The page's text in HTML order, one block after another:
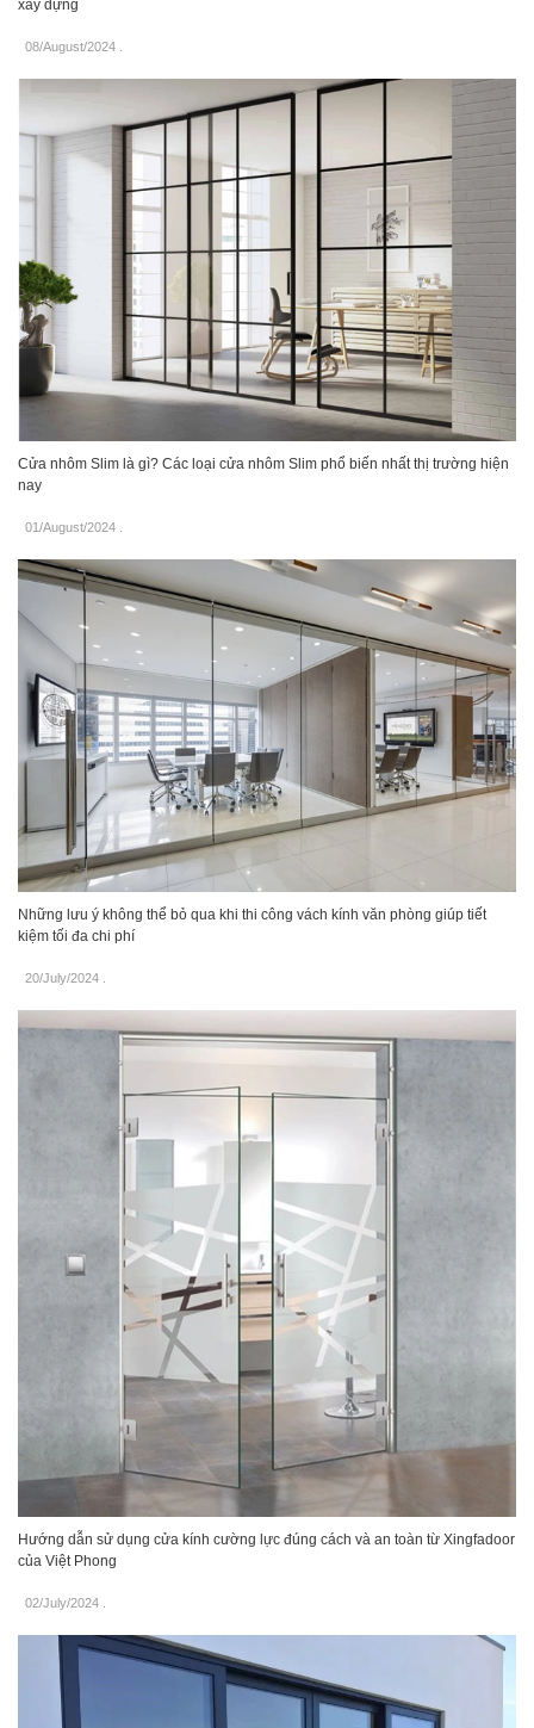
xây dựng
08/August/2024
Cửa nhôm Slim là gì? Các loại cửa nhôm Slim phổ biến nhất thị trường hiện
nay
01/August/2024
Những lưu ý không thể bỏ qua khi thi công vách kính văn phòng giúp tiết
kiệm tối đa chi phí
20/July/2024
Hướng dẫn sử dụng cửa kính cường lực đúng cách và an toàn từ Xingfadoor
của Việt Phong
02/July/2024 .